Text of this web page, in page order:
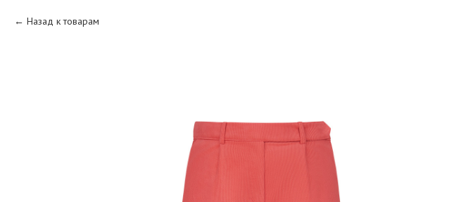
Назад к товарам